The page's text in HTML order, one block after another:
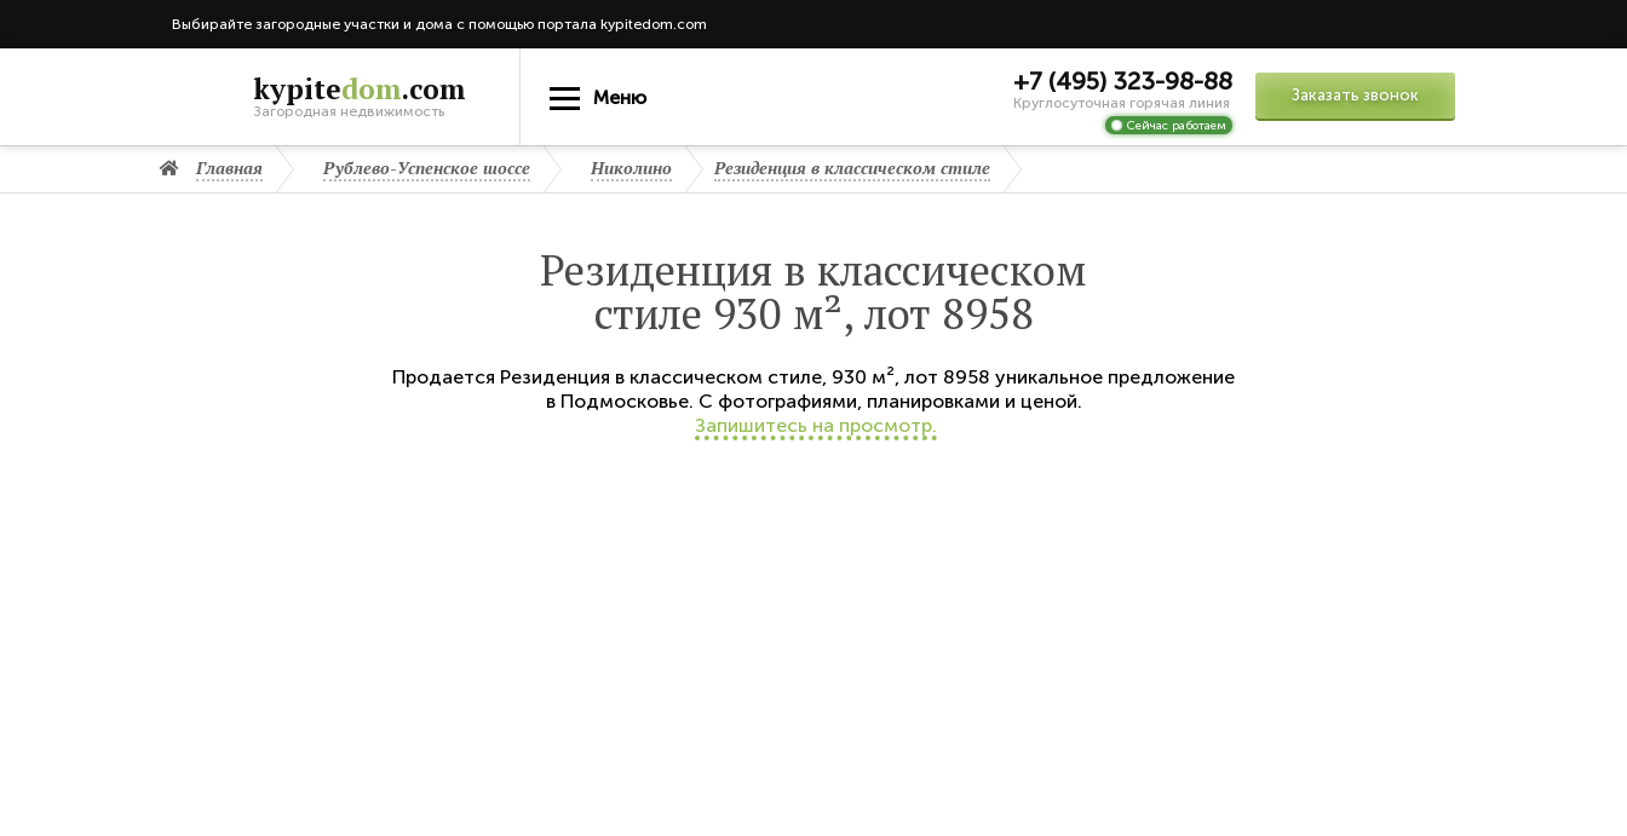
Выбирайте загородные участки и дома с помощью портала kypitedom.com
kypitedom.com
Загородная недвижимость
Меню
+7 (495) 323-98-88
Круглосуточная горячая линия
Сейчас работаем
Заказать звонок
Главная Рублево-Успенское шоссе Николино Резиденция в классическом стиле
Резиденция в классическом
стиле 930 м², лот 8958
Продается Резиденция в классическом стиле, 930 м², лот 8958 уникальное предложение
в Подмосковье. С фотографиями, планировками и ценой.
Запишитесь на просмотр.